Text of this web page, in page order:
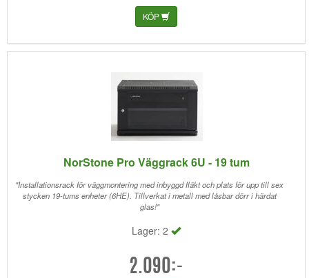
KÖP
NorStone Pro Väggrack 6U - 19 tum
"Installationsrack för väggmontering med inbyggd fläkt och plats för upp till sex
stycken 19-tums enheter (6HE). Tillverkat i metall med låsbar dörr i härdat
glas!"
Lager: 2
2.090:-